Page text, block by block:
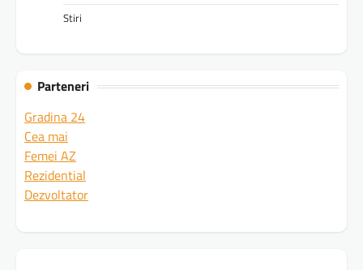
Stiri
Parteneri
Gradina 24
Cea mai
Femei AZ
Rezidential
Dezvoltator